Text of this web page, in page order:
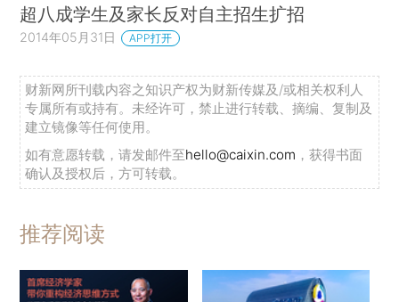
超八成学生及家长反对自主招生扩招
2014年05月31日 APP打开
财新网所刊载内容之知识产权为财新传媒及/或相关权利人
专属所有或持有。未经许可，禁止进行转载、摘编、复制及
建立镜像等任何使用。
如有意愿转载，请发邮件至hello@caixin.com ，获得书面
确认及授权后，方可转载。
推荐阅读